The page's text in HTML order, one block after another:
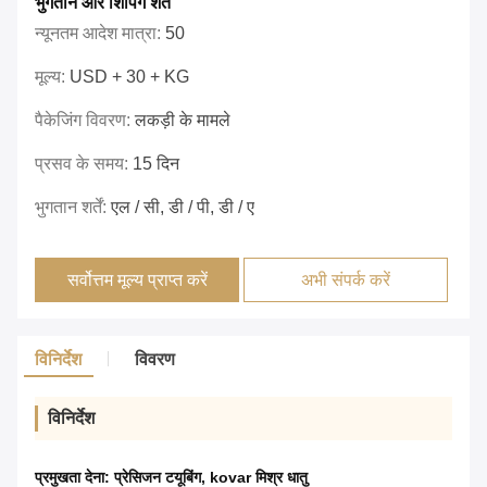
न्यूनतम आदेश मात्रा: 50
मूल्य: USD + 30 + KG
पैकेजिंग विवरण:लकड़ी के मामले
प्रसव के समय: 15 दिन
भुगतान शर्तें:एल / सी, डी / पी, डी / ए
सर्वोत्तम मूल्य प्राप्त करें अभी संपर्क करें
विनिर्देश विवरण
विनिर्देश
प्रमुखता देना:प्रेसिजन टयूबिंग, kovar मिश्र धातु